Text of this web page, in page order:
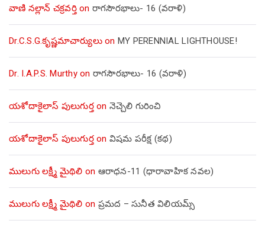
వాణి నల్లాన్ చక్రవర్తిon రాగసౌరభాలు- 16 (వరాళి)
Dr.C.S.G.కృష్ణమాచార్యులుon MY PERENNIAL LIGHTHOUSE!
Dr. I.A.P.S. Murthyon రాగసౌరభాలు- 16 (వరాళి)
యశోదాకైలాస్ పులుగుర్తon నెచ్చెలి గురించి
యశోదాకైలాస్ పులుగుర్తon విషమ పరీక్ష (క‌థ‌)
ములుగు లక్ష్మీ మైథిలి on ఆరాధన-11 (ధారావాహిక నవల)
ములుగు లక్ష్మీ మైథిలి on ప్రమద – సునీత విలియమ్స్